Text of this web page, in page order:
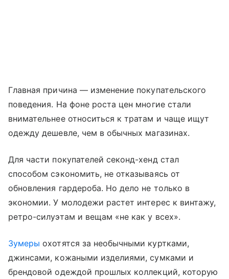
Главная причина — изменение покупательского
поведения. На фоне роста цен многие стали
внимательнее относиться к тратам и чаще ищут
одежду дешевле, чем в обычных магазинах.
Для части покупателей секонд-хенд стал
способом сэкономить, не отказываясь от
обновления гардероба. Но дело не только в
экономии. У молодежи растет интерес к винтажу,
ретро-силуэтам и вещам «не как у всех».
Зумеры охотятся за необычными куртками,
джинсами, кожаными изделиями, сумками и
брендовой одеждой прошлых коллекций, которую